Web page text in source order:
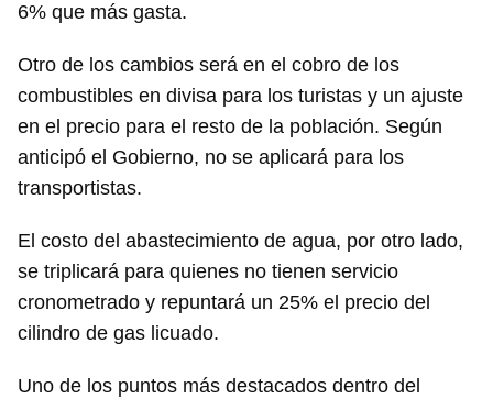
6% que más gasta.
Otro de los cambios será en el cobro de los
combustibles en divisa para los turistas y un ajuste
en el precio para el resto de la población. Según
anticipó el Gobierno, no se aplicará para los
transportistas.
El costo del abastecimiento de agua, por otro lado,
se triplicará para quienes no tienen servicio
cronometrado y repuntará un 25% el precio del
cilindro de gas licuado.
Uno de los puntos más destacados dentro del